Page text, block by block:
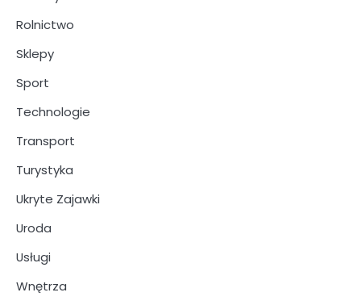
Rolnictwo
Sklepy
Sport
Technologie
Transport
Turystyka
Ukryte Zajawki
Uroda
Usługi
Wnętrza